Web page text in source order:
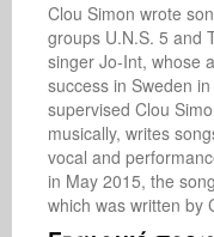
Clou Simon wrote
groups U.N.S. 5 and
singer Jo-Int, whose
success in Sweden
supervised Clou
musically, writes
vocal and
in May 2015, the
which was written by